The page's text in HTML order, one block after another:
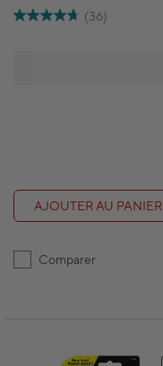
(36)
AJOUTER AU PANIER
Comparer